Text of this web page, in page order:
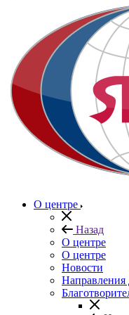
О центре
Назад
О центре
О центре
Новости
Направления